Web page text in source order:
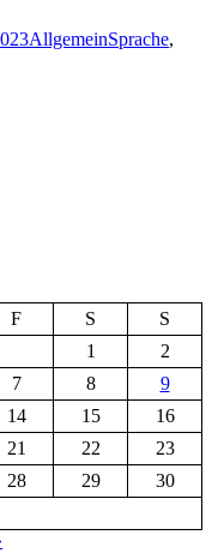
AllgemeinSprache,
F S
S
1
2
7 8
9
14 15
16
21 22
23
28 29
30